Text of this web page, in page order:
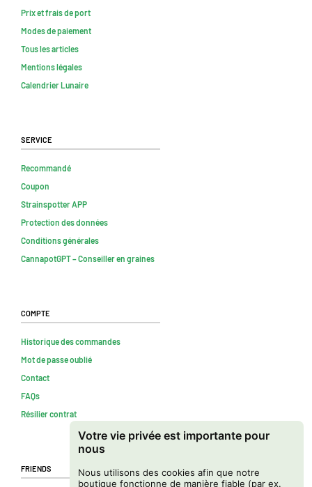
Votre vie privée est importante pour
nous
Nous utilisons des cookies afin que notre
boutique fonctionne de manière fiable (par ex.
Prix et frais de port
Modes de paiement
Tous les articles
Mentions légales
Calendrier Lunaire
Service
Recommandé
Coupon
Strainspotter APP
Protection des données
Conditions générales
CannapotGPT – Conseiller en graines
Compte
Historique des commandes
Mot de passe oublié
Contact
FAQs
Résilier contrat
Friends